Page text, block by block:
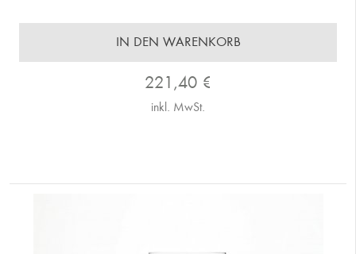
IN DEN WARENKORB
221,40 €
inkl. MwSt.